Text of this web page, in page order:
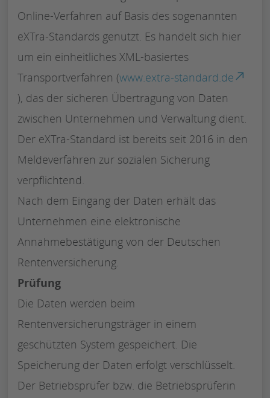
Online-Verfahren auf Basis des sogenannten
eXTra-Standards genutzt. Es handelt sich hier
um ein einheitliches XML-basiertes
Transportverfahren (www.extra-standard.de
), das der sicheren Übertragung von Daten
zwischen Unternehmen und Verwaltung dient.
Der eXTra-Standard ist bereits seit 2016 in den
Meldeverfahren zur sozialen Sicherung
verpflichtend.
Nach dem Eingang der Daten erhält das
Unternehmen eine elektronische
Annahmebestätigung von der Deutschen
Rentenversicherung.
Prüfung
Die Daten werden beim
Rentenversicherungsträger in einem
geschützten System gespeichert. Die
Speicherung der Daten erfolgt verschlüsselt.
Der Betriebsprüfer bzw. die Betriebsprüferin